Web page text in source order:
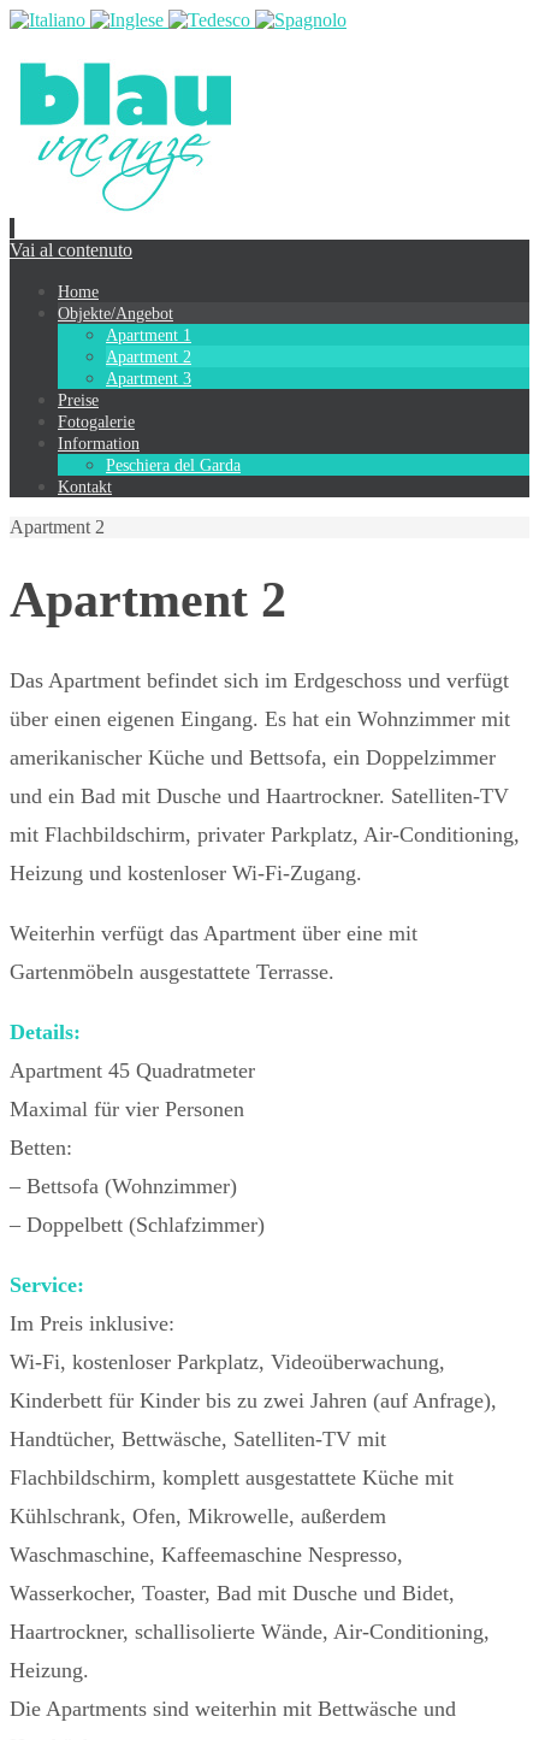
Vai al contenuto
Home
Objekte/Angebot
Apartment 1
Apartment 2
Apartment 3
Preise
Fotogalerie
Information
Peschiera del Garda
Kontakt
Apartment 2
Apartment 2
Das Apartment befindet sich im Erdgeschoss und verfügt
über einen eigenen Eingang. Es hat ein Wohnzimmer mit
amerikanischer Küche und Bettsofa, ein Doppelzimmer
und ein Bad mit Dusche und Haartrockner. Satelliten-TV
mit Flachbildschirm, privater Parkplatz, Air-Conditioning,
Heizung und kostenloser Wi-Fi-Zugang.
Weiterhin verfügt das Apartment über eine mit
Gartenmöbeln ausgestattete Terrasse.
Details:
Apartment 45 Quadratmeter
Maximal für vier Personen
Betten:
– Bettsofa (Wohnzimmer)
– Doppelbett (Schlafzimmer)
Service:
Im Preis inklusive:
Wi-Fi, kostenloser Parkplatz, Videoüberwachung,
Kinderbett für Kinder bis zu zwei Jahren (auf Anfrage),
Handtücher, Bettwäsche, Satelliten-TV mit
Flachbildschirm, komplett ausgestattete Küche mit
Kühlschrank, Ofen, Mikrowelle, außerdem
Waschmaschine, Kaffeemaschine Nespresso,
Wasserkocher, Toaster, Bad mit Dusche und Bidet,
Haartrockner, schallisolierte Wände, Air-Conditioning,
Heizung.
Die Apartments sind weiterhin mit Bettwäsche und